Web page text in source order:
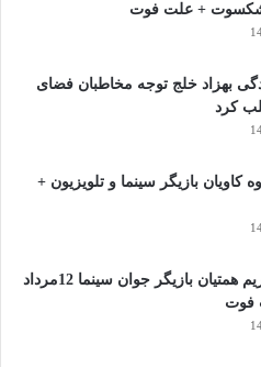
+ علت فوت
بهزاد خلج توجه مخاطبان فضای
کرد
کاویان بازیگر سینما و تلویزیون +
درگذشت مریم همتیان بازیگر جوان سینما 12مرداد